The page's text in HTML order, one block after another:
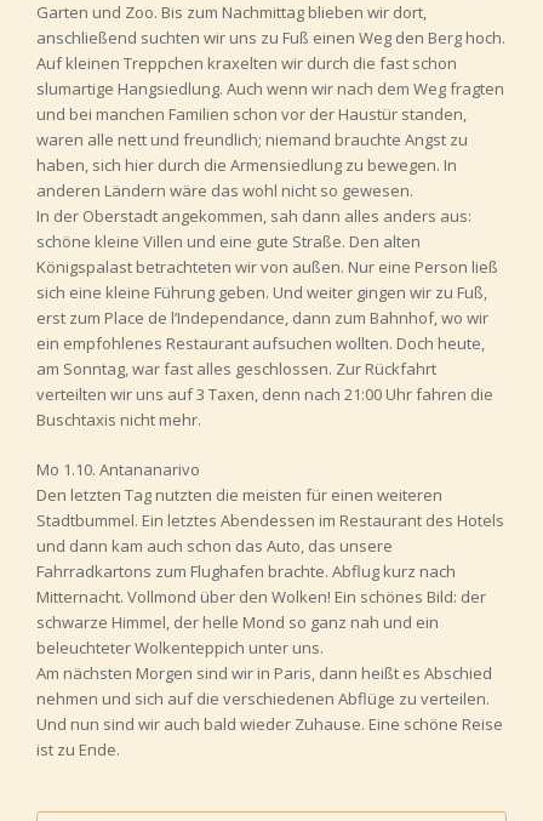
Garten und Zoo. Bis zum Nachmittag blieben wir dort,
anschließend suchten wir uns zu Fuß einen Weg den Berg hoch.
Auf kleinen Treppchen kraxelten wir durch die fast schon
slumartige Hangsiedlung. Auch wenn wir nach dem Weg fragten
und bei manchen Familien schon vor der Haustür standen,
waren alle nett und freundlich; niemand brauchte Angst zu
haben, sich hier durch die Armensiedlung zu bewegen. In
anderen Ländern wäre das wohl nicht so gewesen.
In der Oberstadt angekommen, sah dann alles anders aus:
schöne kleine Villen und eine gute Straße. Den alten
Königspalast betrachteten wir von außen. Nur eine Person ließ
sich eine kleine Führung geben. Und weiter gingen wir zu Fuß,
erst zum Place de l’Independance, dann zum Bahnhof, wo wir
ein empfohlenes Restaurant aufsuchen wollten. Doch heute,
am Sonntag, war fast alles geschlossen. Zur Rückfahrt
verteilten wir uns auf 3 Taxen, denn nach 21:00 Uhr fahren die
Buschtaxis nicht mehr.
Mo 1.10. Antananarivo
Den letzten Tag nutzten die meisten für einen weiteren
Stadtbummel. Ein letztes Abendessen im Restaurant des Hotels
und dann kam auch schon das Auto, das unsere
Fahrradkartons zum Flughafen brachte. Abflug kurz nach
Mitternacht. Vollmond über den Wolken! Ein schönes Bild: der
schwarze Himmel, der helle Mond so ganz nah und ein
beleuchteter Wolkenteppich unter uns.
Am nächsten Morgen sind wir in Paris, dann heißt es Abschied
nehmen und sich auf die verschiedenen Abflüge zu verteilen.
Und nun sind wir auch bald wieder Zuhause. Eine schöne Reise
ist zu Ende.